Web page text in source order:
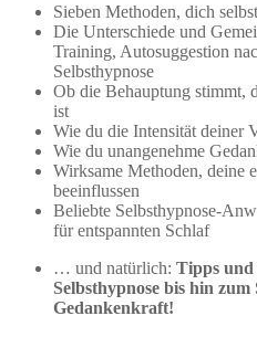
Sieben Methoden, dich
Die Unterschiede und
Training, Autosuggestion
Selbsthypnose
Ob die Behauptung stimmt,
ist
Wie du die Intensität deiner
Wie du unangenehme
Wirksame Methoden, deine
beeinflussen
Beliebte Selbsthypnose-
für entspannten Schlaf
… und natürlich: Tipps
Selbsthypnose bis hin
Gedankenkraft!